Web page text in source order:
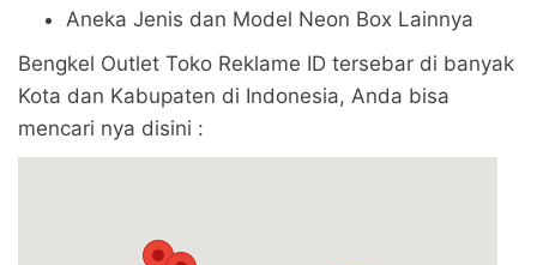
Aneka Jenis dan Model Neon Box Lainnya
Bengkel Outlet Toko Reklame ID tersebar di banyak
Kota dan Kabupaten di Indonesia, Anda bisa
mencari nya disini :